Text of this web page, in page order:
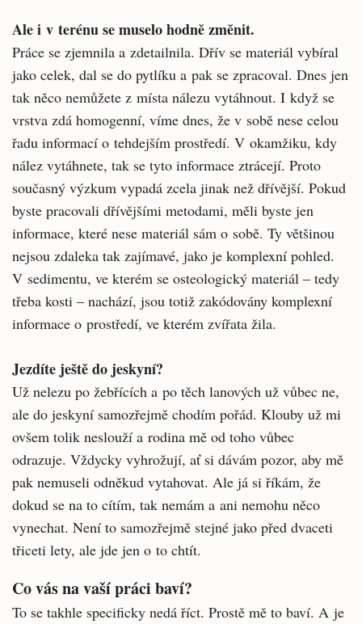
Ale i v terénu se muselo hodně změnit.
Práce se zjemnila a zdetailnila. Dřív se materiál vybíral
jako celek, dal se do pytlíku a pak se zpracoval. Dnes jen
tak něco nemůžete z místa nálezu vytáhnout. I když se
vrstva zdá homogenní, víme dnes, že v sobě nese celou
řadu informací o tehdejším prostředí. V okamžiku, kdy
nález vytáhnete, tak se tyto informace ztrácejí. Proto
současný výzkum vypadá zcela jinak než dřívější. Pokud
byste pracovali dřívějšími metodami, měli byste jen
informace, které nese materiál sám o sobě. Ty většinou
nejsou zdaleka tak zajímavé, jako je komplexní pohled.
V sedimentu, ve kterém se osteologický materiál – tedy
třeba kosti – nachází, jsou totiž zakódovány komplexní
informace o prostředí, ve kterém zvířata žila.
Jezdíte ještě do jeskyní?
Už nelezu po žebřících a po těch lanových už vůbec ne,
ale do jeskyní samozřejmě chodím pořád. Klouby už mi
ovšem tolik neslouží a rodina mě od toho vůbec
odrazuje. Vždycky vyhrožují, ať si dávám pozor, aby mě
pak nemuseli odněkud vytahovat. Ale já si říkám, že
dokud se na to cítím, tak nemám a ani nemohu něco
vynechat. Není to samozřejmě stejné jako před dvaceti
třiceti lety, ale jde jen o to chtít.
Co vás na vaší práci baví?
To se takhle specificky nedá říct. Prostě mě to baví. A je